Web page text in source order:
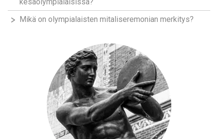
Mikä on olympialaisten mitaliseremonian merkitys?